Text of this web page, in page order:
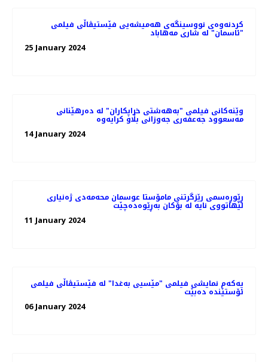
کردنەوەی نووسینگه‌ی هەمیشەیی فێستیڤاڵی فیلمی
"ئاسمان" لە شاری مەهاباد
25 January 2024
وێنەکانی فیلمی "به‌هه‌شتی خراپکاران" لە دەرهێنانی
مەسعوود جەعفەری جه‌وزانی بڵاو کرایەوە
14 January 2024
ڕێوڕه‌سمی رێزگرتنی مامۆستا عوسمان محەمەدی ژه‌نیاری
لێهاتووی نایه‌ لە بۆکان بەڕێوەدەچێت
11 January 2024
یەکەم نمایشی فیلمی "مێسیی بەغدا" لە فێستیڤاڵی فیلمی
ئۆستێندە دەبێت
06 January 2024